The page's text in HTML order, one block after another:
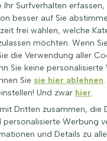
einer
(Sequoia
Ihr Surfverhalten erfassen,
besser auf Sie
frei wählen, welche
möchten. Wenn
die Verwendung aller
Sie keine personalisierte
Sie sie hier ablehnen
Und zwar hier.
Dritten zusammen, die
personalisierte Werbung
und Details zu